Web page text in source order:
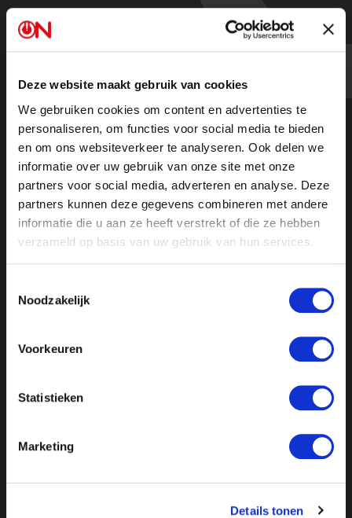
Deze website maakt gebruik van cookies
We gebruiken cookies om content en advertenties te
personaliseren, om functies voor social media te bieden
en om ons websiteverkeer te analyseren. Ook delen we
informatie over uw gebruik van onze site met onze
partners voor social media, adverteren en analyse. Deze
partners kunnen deze gegevens combineren met andere
informatie die u aan ze heeft verstrekt of die ze hebben
verzameld op basis van uw gebruik van hun services.
Noodzakelijk
Voorkeuren
Statistieken
Marketing
Details tonen
Tsunami van asielzoekers in Westerse landen.
minister Kaag zwaar onder de maat.
Met fractievoorzitter FVD Thierry Baudet, advocaat
Amira Lotfy en gemeenteraadslid Tom de Nooijer.
Beluister de podcast hier